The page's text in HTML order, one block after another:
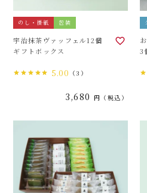
のし・掛紙 包装
宇治抹茶ヴァッフェル12個
ギフトボックス
5.00 （3）
3,680 税込
3